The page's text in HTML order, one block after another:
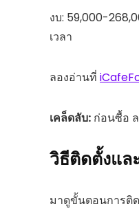
งบ: 59,000-
เวลา
ลองอ่านที่
เคล็ดลับ: ก่อนซื้อ
วิธีติดตั้งแ
มาดูขั้นตอนการติ